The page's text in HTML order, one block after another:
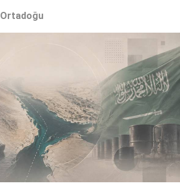
Ortadoğu